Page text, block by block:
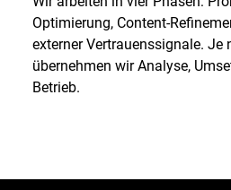
Optimierung, Content-
externer Vertrauenssignale. Je
übernehmen wir Analyse,
Betrieb.